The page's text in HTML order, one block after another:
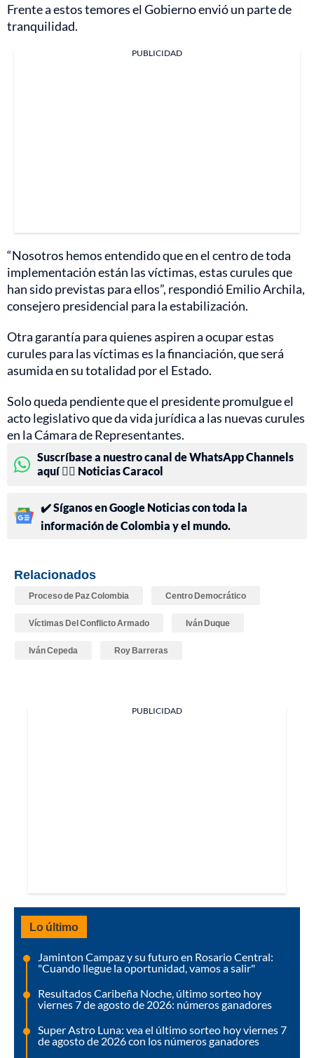
Frente a estos temores el Gobierno envió un parte de
tranquilidad.
PUBLICIDAD
“Nosotros hemos entendido que en el centro de toda
implementación están las víctimas, estas curules que
han sido previstas para ellos”, respondió Emilio Archila,
consejero presidencial para la estabilización.
Otra garantía para quienes aspiren a ocupar estas
curules para las víctimas es la financiación, que será
asumida en su totalidad por el Estado.
Solo queda pendiente que el presidente promulgue el
acto legislativo que da vida jurídica a las nuevas curules
en la Cámara de Representantes.
Suscríbase a nuestro canal de WhatsApp Channels
aquí 👉🏻 Noticias Caracol
✔️ Síganos en Google Noticias con toda la
información de Colombia y el mundo.
Relacionados
Proceso de Paz Colombia Centro Democrático
Víctimas Del Conflicto Armado Iván Duque
Iván Cepeda Roy Barreras
PUBLICIDAD
Lo último
Jaminton Campaz y su futuro en Rosario Central:
"Cuando llegue la oportunidad, vamos a salir"
Resultados Caribeña Noche, último sorteo hoy
viernes 7 de agosto de 2026: números ganadores
Super Astro Luna: vea el último sorteo hoy viernes 7
de agosto de 2026 con los números ganadores